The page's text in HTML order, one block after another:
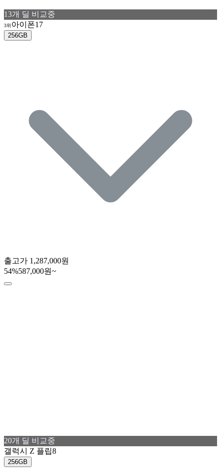
13개 딜 비교중
3위아이폰17
256GB
출고가 1,287,000원
54%587,000원~
20개 딜 비교중
갤럭시 Z 플립8
256GB